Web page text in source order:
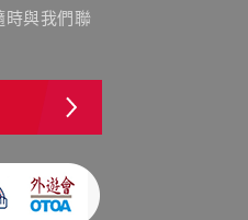
時與我們聯